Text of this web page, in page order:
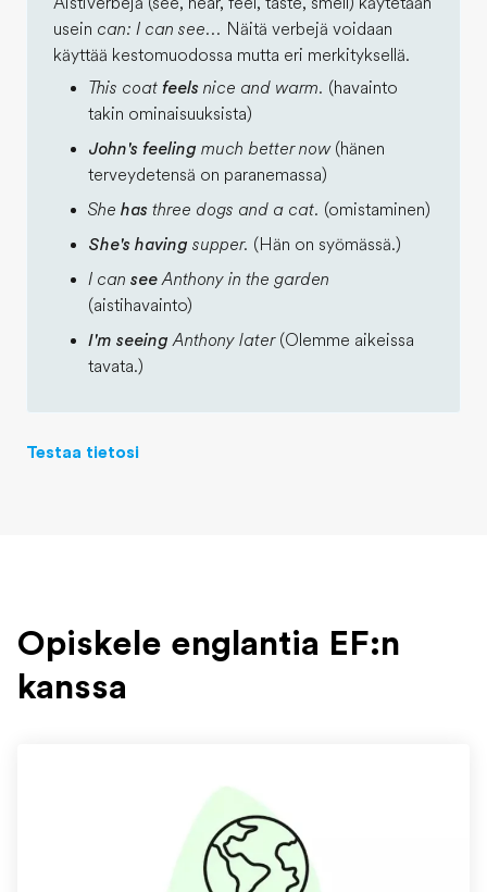
usein can: I can see... Näitä verbejä voidaan
käyttää kestomuodossa mutta eri merkityksellä.
This coat feels nice and warm. (havainto
takin ominaisuuksista)
John's feeling much better now(hänen
terveydetensä on paranemassa)
She has three dogs and a cat. (omistaminen)
She's having supper. (Hän on syömässä.)
I can seeAnthony in the garden
(aistihavainto)
I'm seeing Anthony later(Olemme aikeissa
tavata.)
Testaa tietosi
Opiskele englantia EF:n
kanssa